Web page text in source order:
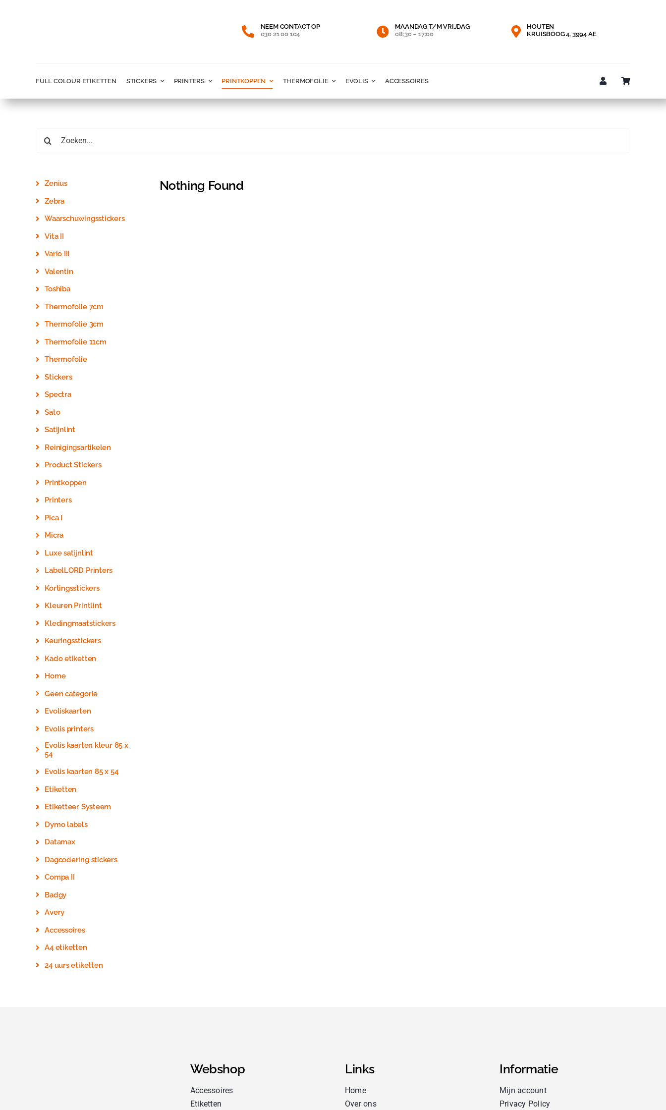
NEEM CONTACT OP
030 21 00 104
MAANDAG T/M VRIJDAG
08:30 – 17:00
HOUTEN
KRUISBOOG 4, 3994 AE
FULL COLOUR ETIKETTEN STICKERS PRINTERS PRINTKOPPEN THERMOFOLIE EVOLIS ACCESSOIRES
naar:
Zenius
Zebra
Waarschuwingsstickers
Vita II
Vario III
Valentin
Toshiba
Thermofolie 7cm
Thermofolie 3cm
Thermofolie 11cm
Thermofolie
Stickers
Spectra
Sato
Satijnlint
Reinigingsartikelen
Product Stickers
Printkoppen
Printers
Pica I
Micra
Luxe satijnlint
LabelLORD Printers
Kortingsstickers
Kleuren Printlint
Kledingmaatstickers
Keuringsstickers
Kado etiketten
Home
Geen categorie
Evoliskaarten
Evolis printers
Evolis kaarten kleur 85 x
54
Evolis kaarten 85 x 54
Etiketten
Etiketteer Systeem
Dymo labels
Datamax
Dagcodering stickers
Compa II
Badgy
Avery
Accessoires
A4 etiketten
24 uurs etiketten
Nothing Found
Webshop
Accessoires
Etiketten
Links
Home
Over ons
Informatie
Mijn account
Privacy Policy